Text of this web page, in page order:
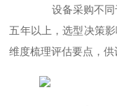
设备采购不同
五年以上，选型决策
维度梳理评估要点，供